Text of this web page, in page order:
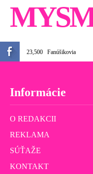
23,500 Fanúšikovia
Informácie
O REDAKCII
REKLAMA
SÚŤAŽE
KONTAKT